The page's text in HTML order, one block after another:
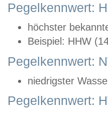
Pegelkennwert:
höchster
Beispiel: HHW
Pegelkennwert:
niedrigster
Pegelkennwert: